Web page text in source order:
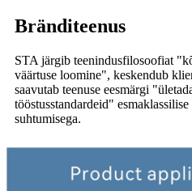
Bränditeenus
STA järgib teenindusfilosoofiat
väärtuse loomine", keskendub
saavutab teenuse eesmärgi
tööstusstandardeid"
suhtumisega.